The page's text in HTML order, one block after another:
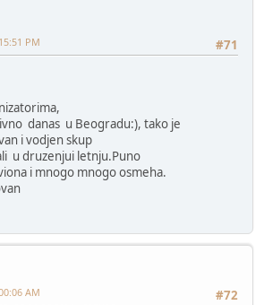
#71
PM
danas u Beogradu:), tako je
i vodjen skup
druzenjui letnju.Puno
i mnogo mnogo osmeha.
#72
AM